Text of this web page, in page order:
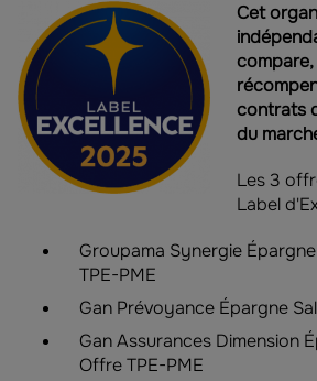
Cet
contrats
du
Les 3
Label
Groupama Synergie
TPE-PME
Gan Prévoyance Épargne
Gan Assurances Dimension
Offre TPE-PME